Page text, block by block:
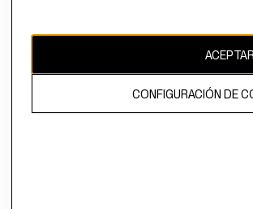
propiedad de H&M Hennes & Mauritz AB.
CONFIGURACIÓN DE